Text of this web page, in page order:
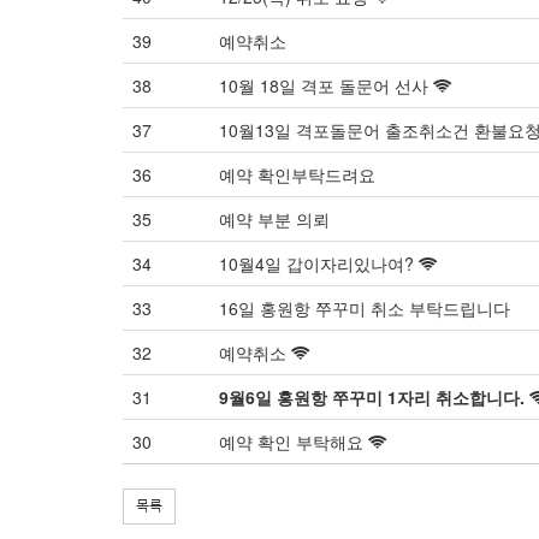
39
예약취소
38
10월 18일 격포 돌문어 선사
37
10월13일 격포돌문어 출조취소건 환불요
36
예약 확인부탁드려요
35
예약 부분 의뢰
34
10월4일 갑이자리있나여?
33
16일 홍원항 쭈꾸미 취소 부탁드립니다
32
예약취소
31
9월6일 홍원항 쭈꾸미 1자리 취소합니다.
30
예약 확인 부탁해요
목록